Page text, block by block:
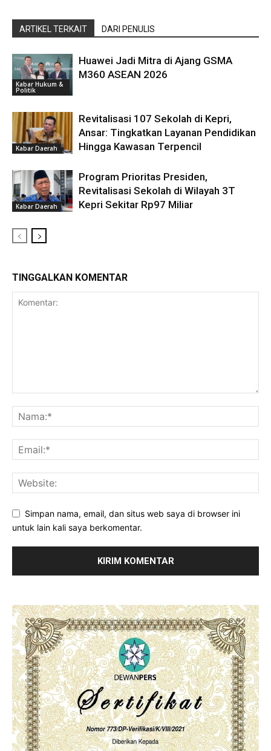
ARTIKEL TERKAIT DARI PENULIS
Kabar Hukum &
Politik
Huawei Jadi Mitra di Ajang GSMA
M360 ASEAN 2026
Kabar Daerah
Revitalisasi 107 Sekolah di Kepri,
Ansar: Tingkatkan Layanan Pendidikan
Hingga Kawasan Terpencil
Kabar Daerah
Program Prioritas Presiden,
Revitalisasi Sekolah di Wilayah 3T
Kepri Sekitar Rp97 Miliar
TINGGALKAN KOMENTAR
Simpan nama, email, dan situs web saya di browser ini
untuk lain kali saya berkomentar.